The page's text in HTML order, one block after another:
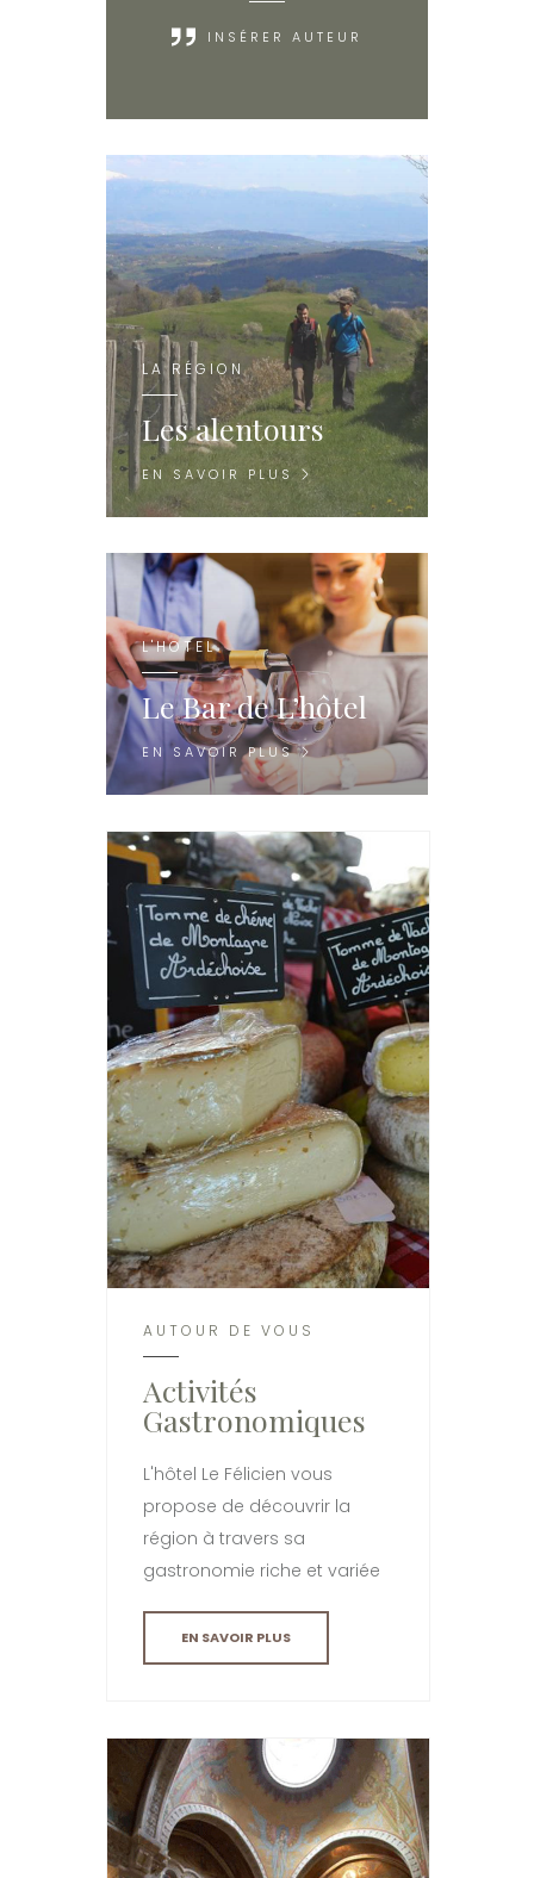
INSÉRER AUTEUR
LA RÉGION
Les alentours
EN SAVOIR PLUS
L'HOTEL
Le Bar de L’hôtel
EN SAVOIR PLUS
AUTOUR DE VOUS
Activités
Gastronomiques
L'hôtel Le Félicien vous
propose de découvrir la
région à travers sa
gastronomie riche et variée
EN SAVOIR PLUS